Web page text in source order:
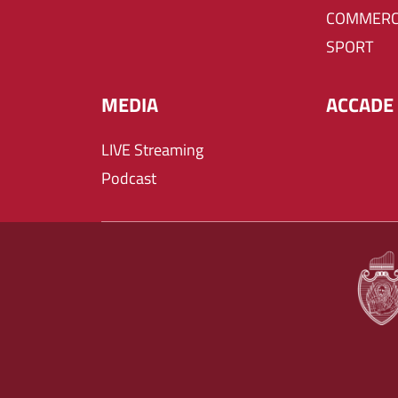
SPORT
MEDIA
LIVE Streaming
Podcast